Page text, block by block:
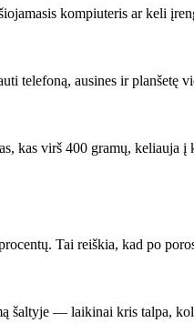
kompiuteris ar keli
telefoną, ausines ir planšetę
kas virš 400 gramų, keliauja į
Tai reiškia, kad po
šaltyje — laikinai kris talpa,